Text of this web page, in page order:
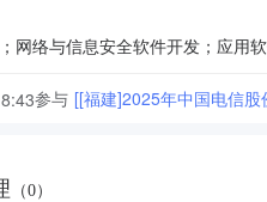
参与 [[福建]2025年中国电信
（0）